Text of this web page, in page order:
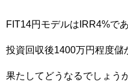
FIT14円モデルはIRR4%で
投資回収後1400万円程度儲
果たしてどうなるでしょう